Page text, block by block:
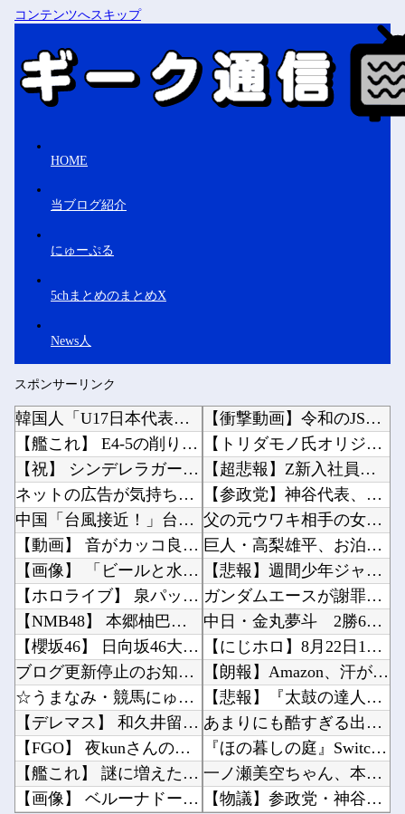
コンテンツへスキップ
HOME
当ブログ紹介
にゅーぷる
5chまとめのまとめX
News人
スポンサーリンク
韓国人「U17日本代表、決勝で中国を破りアジア杯優勝（通算5回目・最多優勝国）」→「韓国は...
【艦これ】 E4-5の削りって水上と機動どっちでやったでち？
【祝】 シンデレラガールズ13周年！デレステ10周年おめでとう！ガチャ更新SSR八神マキノ...
ネットの広告が気持ち悪い…角栓、歯茎 苦情が急増
中国「台風接近！」台風13号「三峡直撃予測」中国「上流大洪水！（三峡上流」中国都市「8/5...
【動画】 音がカッコ良すぎるｗ！！でっかい「三角定規」のブーメラン！！
【画像】 「ビールと水を交互に飲まないと倒れるグラス」発売
【ホロライブ】 泉パッパが水着ミオしゃイラストあげとる
【NMB48】 本郷柚巴の写真集がすごいことになってる
【櫻坂46】 日向坂46大田美月、この四期生らと交流がある模様
ブログ更新停止のお知らせ
☆うまなみ・競馬にゅーす速報 終了のお知らせ
【デレマス】 和久井留美「夢を作って、いつか遊んで」
【FGO】 夜kunさんのモルガンイラスト！！ 蝶の羽好きです！
【艦これ】 謎に増えた新人やVが今回のイベントで何人生き残るだろうか
【画像】 ベルーナドームの温度を測定した結果ｗｗｗ
【衝撃動画】令和のJS、レベチｗｗｗｗｗｗｗｗｗｗｗｗｗｗｗｗｗｗｗｗｗｗｗｗｗｗｗｗｗｗ...
【トリダモノ氏オリジナルキャラクター】PLAMATEA「MXちゃん」プラモデル【予約開始】...
【超悲報】Z新入社員、意地でも「9月の社員旅行」の計画をやらないｗｗｗｗｗ他
【参政党】神谷代表、食料品の消費減税「天下の愚策だ」と批判他
父の元ウワキ相手の女が結婚したらしいです。許せないから「嫁さんはフリンの過去がある」って旦...
巨人・高梨雄平、お泊まり不倫愛他
【悲報】週間少年ジャンプのグッズ(43億円分)を注文し全てキャンセルした女逮捕ｗｗｗｗｗｗ...
ガンダムエースが謝罪…人気カード付録で2026年9月号が全国的に入手困難に他
中日・金丸夢斗 2勝6敗 防2.61→5勝8敗 防2.50他
【にじホロ】8月22日19時から、史上初 ”推しトークバラエティ” 番組 ◤選抜！推しナイ...
【朗報】Amazon、汗が飛び散る灼熱の「マンガ毎週末セール（50%還元）」を開催！他
【悲報】『太鼓の達人』、お馴染みのフォントが大人の事情で変更に…他
あまりにも酷すぎる出来でバカにされまくったアニメ『ワンダンス』、原作者本人が手書きアニメを...
『ほの暮しの庭』Switch2版 21,965本、Switch版 12,458本他
一ノ瀬美空ちゃん、本日の｢タダイマ！｣に生出演！！！【乃木坂46】他
【物議】参政党・神谷氏「食料品の減税は愚策」←じゃあ他にどんな経済対策があるんだよ？他